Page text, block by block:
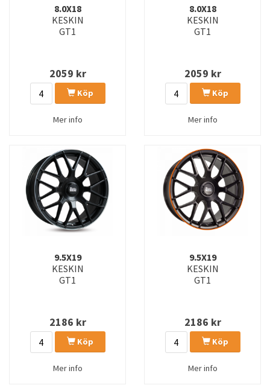
8.0X18
KESKIN
GT1
2059 kr
Köp
Mer info
8.0X18
KESKIN
GT1
2059 kr
Köp
Mer info
9.5X19
KESKIN
GT1
2186 kr
Köp
Mer info
9.5X19
KESKIN
GT1
2186 kr
Köp
Mer info